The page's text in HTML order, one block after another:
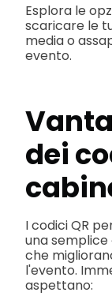
Esplora le
scaricare le
media o
evento.
dei
I codici QR
una
che
l'evento.
aspettano: